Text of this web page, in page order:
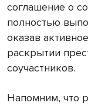
соглашение о
полностью
оказав
раскрытии
соучастников.
Напомним, что